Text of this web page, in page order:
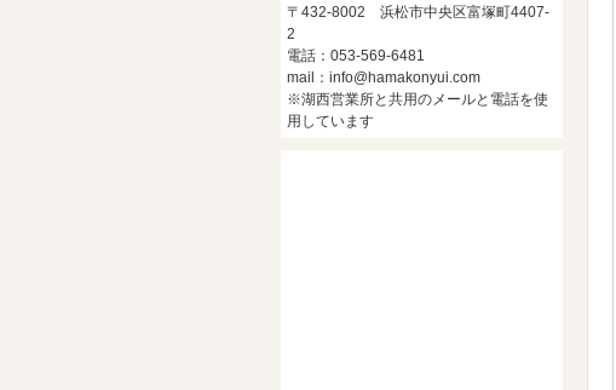
〒432-8002 浜松市中央区富塚町4407-
2
電話：053-569-6481
mail：info@hamakonyui.com
※湖西営業所と共用のメールと電話を使
用しています